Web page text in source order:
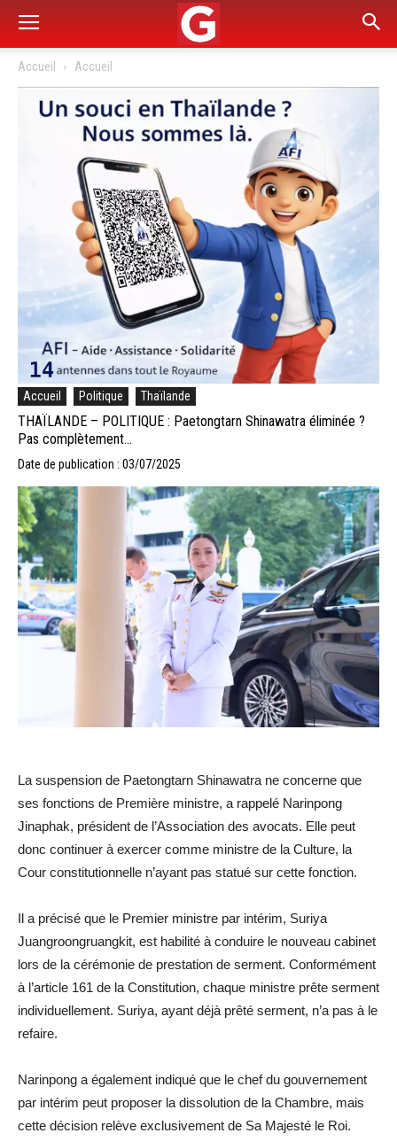
Accueil Accueil
Accueil Politique Thaïlande
THAÏLANDE – POLITIQUE : Paetongtarn Shinawatra éliminée ?
Pas complètement…
Date de publication : 03/07/2025
La suspension de Paetongtarn Shinawatra ne concerne que
ses fonctions de Première ministre, a rappelé Narinpong
Jinaphak, président de l’Association des avocats. Elle peut
donc continuer à exercer comme ministre de la Culture, la
Cour constitutionnelle n’ayant pas statué sur cette fonction.
Il a précisé que le Premier ministre par intérim, Suriya
Juangroongruangkit, est habilité à conduire le nouveau cabinet
lors de la cérémonie de prestation de serment. Conformément
à l’article 161 de la Constitution, chaque ministre prête serment
individuellement. Suriya, ayant déjà prêté serment, n’a pas à le
refaire.
Narinpong a également indiqué que le chef du gouvernement
par intérim peut proposer la dissolution de la Chambre, mais
cette décision relève exclusivement de Sa Majesté le Roi.